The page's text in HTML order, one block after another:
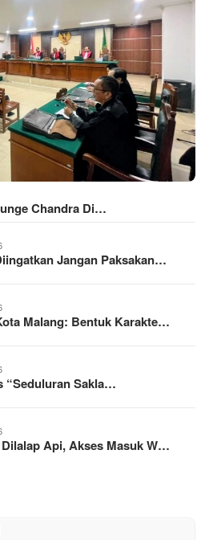
Chandra Di…
Jangan Paksakan…
Malang: Bentuk Karakte…
“Seduluran Sakla…
Api, Akses Masuk W…